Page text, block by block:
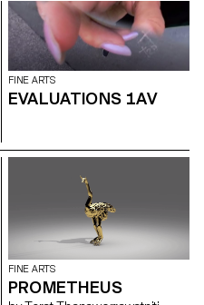
FINE ARTS
EVALUATIONS 1AV
FINE ARTS
PROMETHEUS